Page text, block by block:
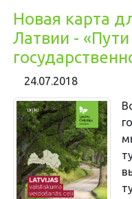
Новая карта
Латвии -
24.07.2018